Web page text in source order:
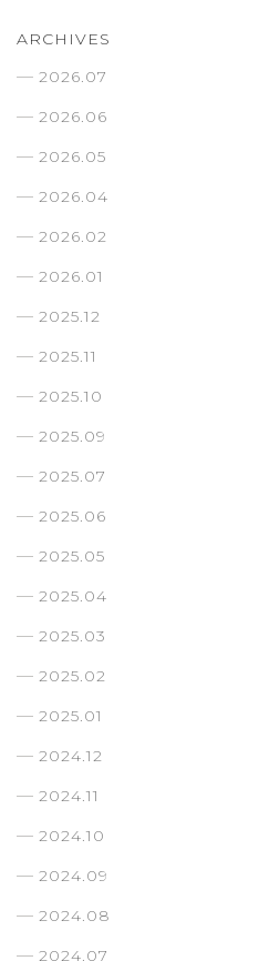
ARCHIVES
2026.07
2026.06
2026.05
2026.04
2026.02
2026.01
2025.12
2025.11
2025.10
2025.09
2025.07
2025.06
2025.05
2025.04
2025.03
2025.02
2025.01
2024.12
2024.11
2024.10
2024.09
2024.08
2024.07